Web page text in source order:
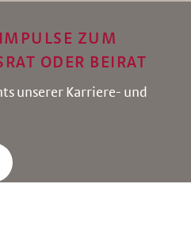
ZUM
ODER BEIRAT
unserer Karriere- und